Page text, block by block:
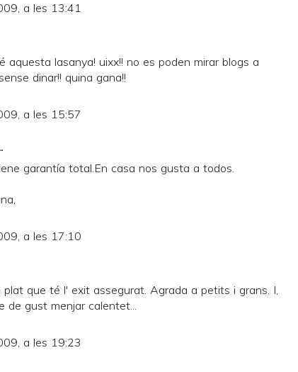
a les 13:41
aquesta lasanya! uixx!! no es poden mirar blogs a
dinar!! quina gana!!
a les 15:57
garantía total.En casa nos gusta a todos.
a les 17:10
plat que té l' exit assegurat. Agrada a petits i grans. I,
de gust menjar calentet...
a les 19:23